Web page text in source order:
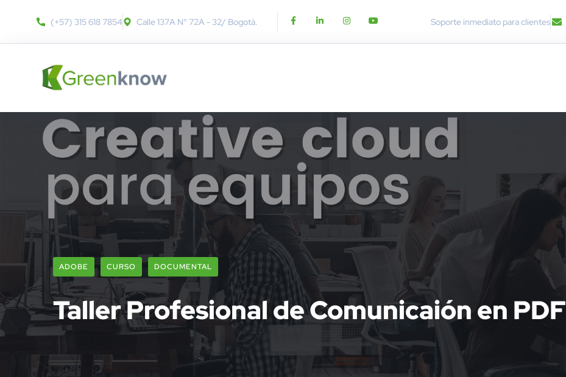
(+57) 315 618 7854 Calle 137A N° 72A - 32​/ Bogotá. Soporte inmediato para clientes
ADOBE CURSO DOCUMENTAL
Taller Profesional de Comunicaión en PDF